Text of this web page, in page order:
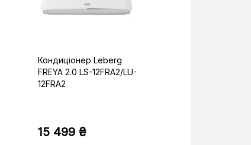
Кондиціонер Leberg
FREYA 2.0 LS-12FRA2/LU-
12FRA2
15 499 ₴